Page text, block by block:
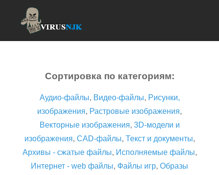
Сортировка по категориям:
Аудио-файлы, Видео-файлы, Рисунки,
изображения, Растровые изображения,
Векторные изображения, 3D-модели и
изображения, CAD-файлы, Текст и документы,
Архивы - сжатые файлы, Исполняемые файлы,
Интернет - web файлы, Файлы игр, Образы